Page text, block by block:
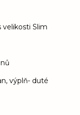
velikosti Slim
výplň- duté